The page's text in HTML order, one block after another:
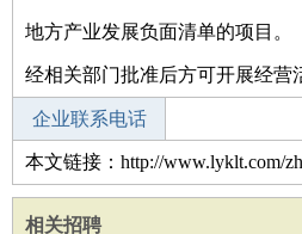
地方产业发展负面清单的项目。
经相关部门批准后方可开展经营
企业联系电话
本文链接：http://www.lyklt.com/
相关招聘